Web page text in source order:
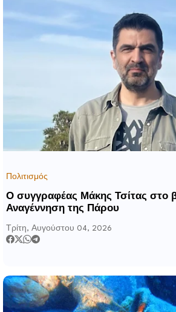
Πολιτισμός
Ο συγγραφέας Μάκης Τσίτας στο
Αναγέννηση της Πάρου
Τρίτη, Αυγούστου 04, 2026